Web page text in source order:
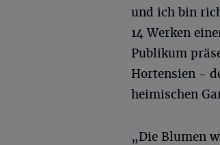
und ich bin
14 Werken
Publikum
Hortensien -
heimischen
„Die Blumen